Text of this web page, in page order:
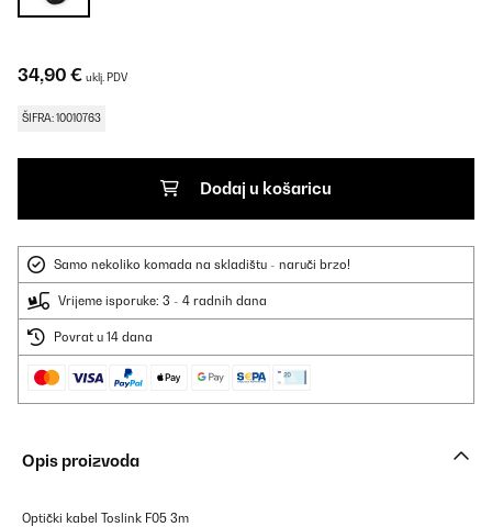
34,90 € uklj. PDV
ŠIFRA: 10010763
Dodaj u košaricu
Samo nekoliko komada na skladištu - naruči brzo!
Vrijeme isporuke: 3 - 4 radnih dana
Povrat u 14 dana
Opis proizvoda
Optički kabel Toslink F05 3m